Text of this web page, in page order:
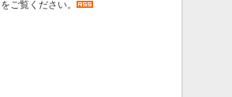
をご覧ください。